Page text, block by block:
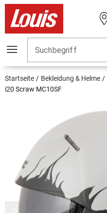
Suchbegriff
Startseite Bekleidung & Helme
i20 Scraw MC10SF